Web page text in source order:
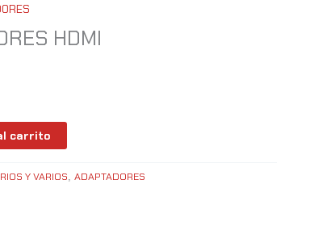
HDMI
carrito
Y VARIOS, ADAPTADORES